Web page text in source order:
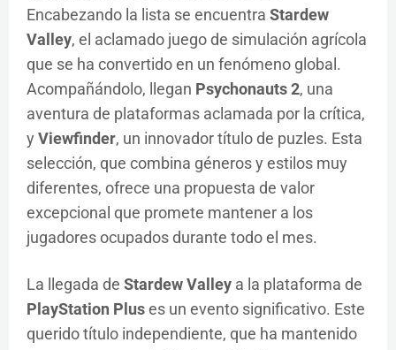
Encabezando la lista se encuentra Stardew
Valley, el aclamado juego de simulación agrícola
que se ha convertido en un fenómeno global.
Acompañándolo, llegan Psychonauts 2, una
aventura de plataformas aclamada por la crítica,
y Viewfinder, un innovador título de puzles. Esta
selección, que combina géneros y estilos muy
diferentes, ofrece una propuesta de valor
excepcional que promete mantener a los
jugadores ocupados durante todo el mes.
La llegada de Stardew Valley a la plataforma de
PlayStation Pluses un evento significativo. Este
querido título independiente, que ha mantenido